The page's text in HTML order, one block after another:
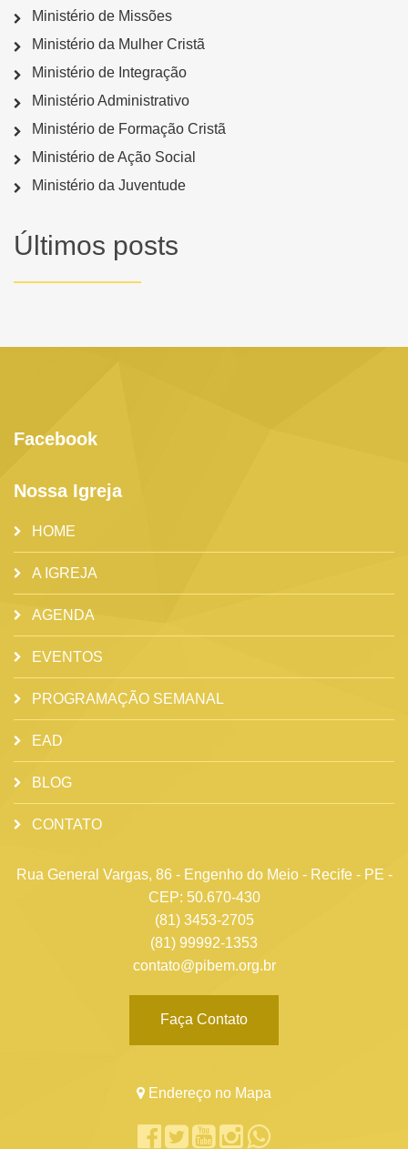
Ministério de Missões
Ministério da Mulher Cristã
Ministério de Integração
Ministério Administrativo
Ministério de Formação Cristã
Ministério de Ação Social
Ministério da Juventude
Últimos posts
Facebook
Nossa Igreja
HOME
A IGREJA
AGENDA
EVENTOS
PROGRAMAÇÃO SEMANAL
EAD
BLOG
CONTATO
Rua General Vargas, 86 - Engenho do Meio - Recife - PE -
CEP: 50.670-430
(81) 3453-2705
(81) 99992-1353
contato@pibem.org.br
Faça Contato
Endereço no Mapa